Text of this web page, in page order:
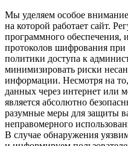
Мы уделяем особое
на которой работает сайт.
программного обеспечения,
протоколов шифрования при
политики доступа к
минимизировать риски
информации. Несмотря на
данных через интернет или
является абсолютно
разумные меры для защиты
неправомерного
В случае обнаружения